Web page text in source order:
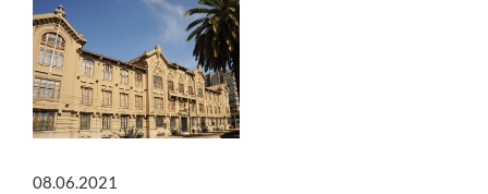
Académicos
Funcionarios
Alumni
English
08.06.2021